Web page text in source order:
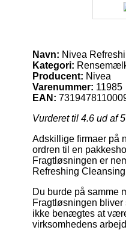
Navn: Nivea
Kategori:
Producent: Nivea
Varenummer: 11985
EAN:
Vurderet til 4.6 ud af
Adskillige firmaer på
ordren til en
Fragtløsningen er
Refreshing
Du burde på samme
Fragtløsningen bliver
ikke benægtes at
virksomhedens